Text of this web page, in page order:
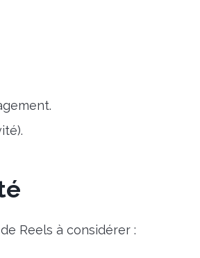
Reels à considérer :